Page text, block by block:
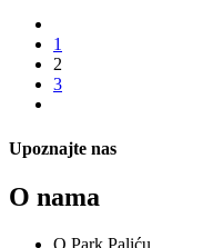
1
2
3
Upoznajte nas
O nama
O Park Paliću